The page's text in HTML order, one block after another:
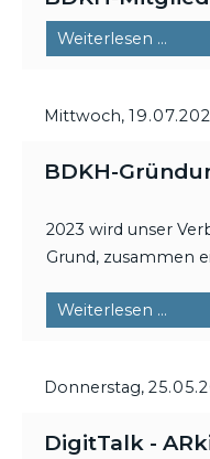
Weiterlesen …
Mittwoch,
BDKH-
2023 wird unser
Grund, zusammen
Weiterlesen …
Donnerstag,
DigitTalk -